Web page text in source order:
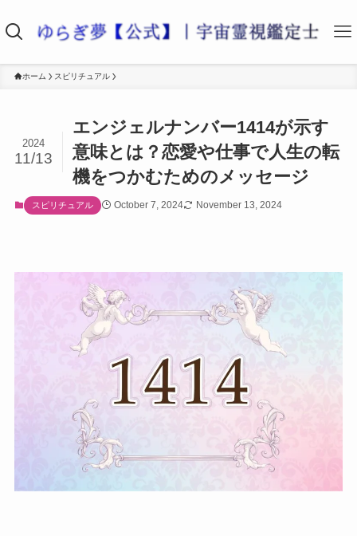
ホーム スピリチュアル
エンジェルナンバー1414が示す
意味とは？恋愛や仕事で人生の転
機をつかむためのメッセージ
2024
11/13
スピリチュアル October 7, 2024 November 13, 2024